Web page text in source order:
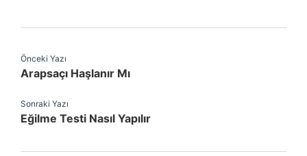
Önceki Yazı
Arapsaçı Haşlanır Mı
Sonraki Yazı
Eğilme Testi Nasıl Yapılır